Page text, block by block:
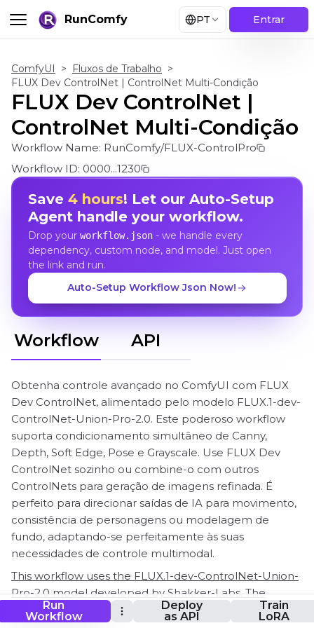
RunComfy PT Entrar
Run
Workflow
Deploy
as API
Train
LoRA
ComfyUI > Fluxos de Trabalho >
FLUX Dev ControlNet | ControlNet Multi-Condição
FLUX Dev ControlNet |
ControlNet Multi-Condição
Workflow Name: RunComfy/FLUX-ControlPro
Workflow ID: 0000...1230
Save 4 hours! Let our Auto-Setup
Agent handle your workflow.
Drop your workflow.json- we handle every
dependency, custom node, and model. Just open
the link and run.
Auto-Setup Workflow Json Now!
Workflow API
Obtenha controle avançado no ComfyUI com FLUX
Dev ControlNet, alimentado pelo modelo FLUX.1-dev-
ControlNet-Union-Pro-2.0. Este poderoso workflow
suporta condicionamento simultâneo de Canny,
Depth, Soft Edge, Pose e Grayscale. Use FLUX Dev
ControlNet sozinho ou combine-o com outros
ControlNets para geração de imagens refinada. É
perfeito para direcionar saídas de IA para movimento,
consistência de personagens ou modelagem de
fundo, adaptando-se perfeitamente às suas
necessidades de controle multimodal.
This workflow uses the FLUX.1-dev-ControlNet-Union-
Pro-2.0 model developed by Shakker-Labs. The
model enables advanced multi-input control support